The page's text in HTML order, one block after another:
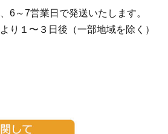
6～7営業日で発送いたします。
り１〜３日後（一部地域を除く）